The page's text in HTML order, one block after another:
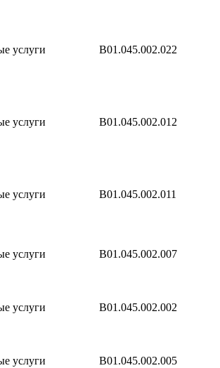
услуги B01.045.002.022
услуги B01.045.002.012
услуги B01.045.002.011
услуги B01.045.002.007
услуги B01.045.002.002
услуги B01.045.002.005